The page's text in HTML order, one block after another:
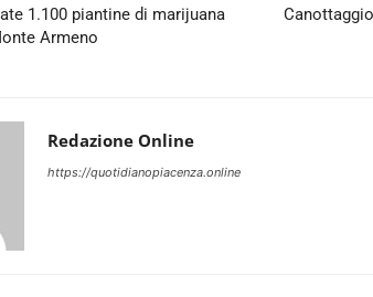
1.100 piantine di marijuana
Armeno
Redazione Online
https://quotidianopiacenza.online